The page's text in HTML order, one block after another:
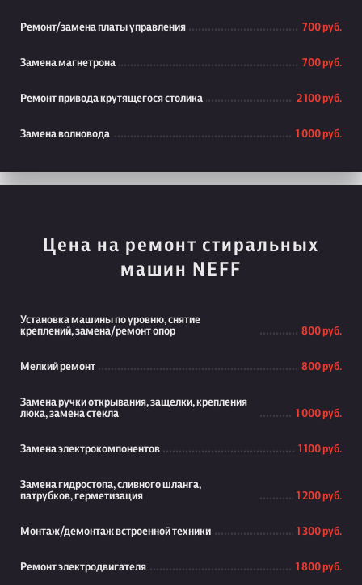
Ремонт/замена платы управления 700 руб.
Замена магнетрона 700 руб.
Ремонт привода крутящегося столика 2 100 руб.
Замена волновода 1 000 руб.
Цена на ремонт стиральных
машин NEFF
Установка машины по уровню, снятие
креплений, замена/ремонт опор
800 руб.
Мелкий ремонт 800 руб.
Замена ручки открывания, защелки, крепления
люка, замена стекла
1 000 руб.
Замена электрокомпонентов 1 100 руб.
Замена гидростопа, сливного шланга,
патрубков, герметизация
1 200 руб.
Монтаж/демонтаж встроенной техники 1 300 руб.
Ремонт электродвигателя 1 800 руб.